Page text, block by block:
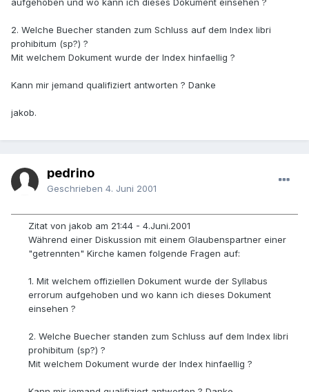
aufgehoben und wo kann ich dieses Dokument einsehen ?
2. Welche Buecher standen zum Schluss auf dem Index libri
prohibitum (sp?) ?
Mit welchem Dokument wurde der Index hinfaellig ?
Kann mir jemand qualifiziert antworten ? Danke
jakob.
pedrino
Geschrieben 4. Juni 2001
Zitat von jakob am 21:44 - 4.Juni.2001
Während einer Diskussion mit einem Glaubenspartner einer
"getrennten" Kirche kamen folgende Fragen auf:
1. Mit welchem offiziellen Dokument wurde der Syllabus
errorum aufgehoben und wo kann ich dieses Dokument
einsehen ?
2. Welche Buecher standen zum Schluss auf dem Index libri
prohibitum (sp?) ?
Mit welchem Dokument wurde der Index hinfaellig ?